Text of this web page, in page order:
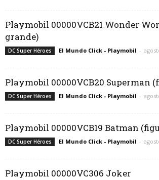
Playmobil 00000VCB21 Wonder
grande)
DC Super Héroes El Mundo Click - Playmobil -
Playmobil 00000VCB20 Superman
DC Super Héroes El Mundo Click - Playmobil -
Playmobil 00000VCB19 Batman
DC Super Héroes El Mundo Click - Playmobil -
Playmobil 00000VC306 Joker